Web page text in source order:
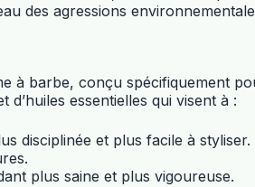
des agressions
à barbe, conçu spécifiquement
essentielles qui visent à :
disciplinée et plus facile à styliser.
plus saine et plus vigoureuse.